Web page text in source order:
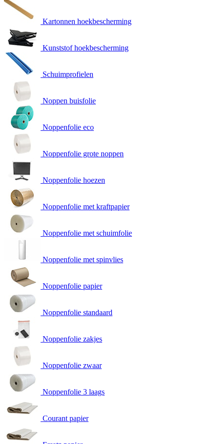
Kartonnen hoekbescherming
Kunststof hoekbescherming
Schuimprofielen
Noppen buisfolie
Noppenfolie eco
Noppenfolie grote noppen
Noppenfolie hoezen
Noppenfolie met kraftpapier
Noppenfolie met schuimfolie
Noppenfolie met spinvlies
Noppenfolie papier
Noppenfolie standaard
Noppenfolie zakjes
Noppenfolie zwaar
Noppenfolie 3 laags
Courant papier